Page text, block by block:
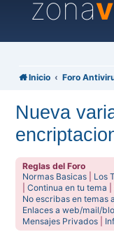
zona
Inicio Foro
Nueva
Reglas del Foro
Normas Basicas
Los
|Continua en tu tema |
No escribas en temas
Enlaces a web/mail/
Mensajes Privados